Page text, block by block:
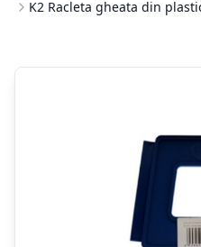
K2 Racleta gheata din